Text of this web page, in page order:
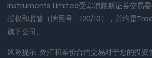
Instruments Limited受塞浦路斯证券交易委
授权和监管（牌照号：120/10），并均是
旗下公司。
风险提示: 外汇和差价合约交易对于您的投